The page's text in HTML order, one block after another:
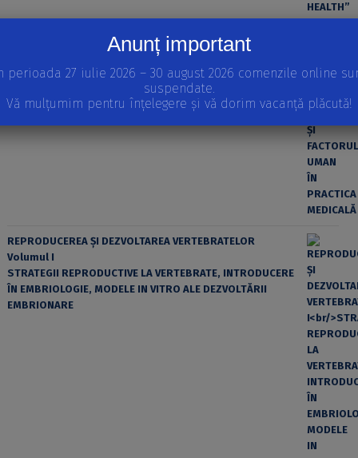
EROAREA ȘI FACTORUL UMAN ÎN PRACTICA MEDICALĂ
REPRODUCEREA ȘI DEZVOLTAREA VERTEBRATELOR
Volumul I
STRATEGII REPRODUCTIVE LA VERTEBRATE, INTRODUCERE
ÎN EMBRIOLOGIE, MODELE IN VITRO ALE DEZVOLTĂRII
EMBRIONARE
Anunț important
perioada 27 iulie 2026 – 30 august 2026 comenzile online
suspendate.
Vă mulțumim pentru înțelegere și vă dorim vacanță plăcută!